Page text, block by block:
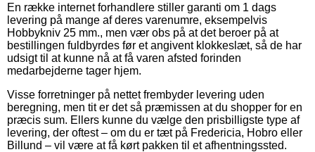
En række internet forhandlere stiller garanti om 1 dags
levering på mange af deres varenumre, eksempelvis
Hobbykniv 25 mm., men vær obs på at det beroer på at
bestillingen fuldbyrdes før et angivent klokkeslæt, så de har
udsigt til at kunne nå at få varen afsted forinden
medarbejderne tager hjem.
Visse forretninger på nettet frembyder levering uden
beregning, men tit er det så præmissen at du shopper for en
præcis sum. Ellers kunne du vælge den prisbilligste type af
levering, der oftest – om du er tæt på Fredericia, Hobro eller
Billund – vil være at få kørt pakken til et afhentningssted.